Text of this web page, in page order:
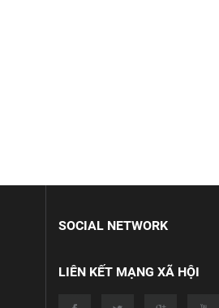
SOCIAL NETWORK
LIÊN KẾT MẠNG XÃ HỘI